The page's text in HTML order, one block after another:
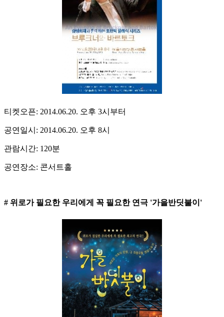
티켓오픈: 2014.06.20. 오후 3시부터
공연일시: 2014.06.20. 오후 8시
관람시간: 120분
공연장소: 콘서트홀
# 위로가 필요한 우리에게 꼭 필요한 연극 '가을반딧불이'